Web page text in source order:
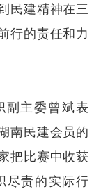
民建精神在三
行的责任和力
副主委曾斌表
南民建会员的
把比赛中收获
尽责的实际行